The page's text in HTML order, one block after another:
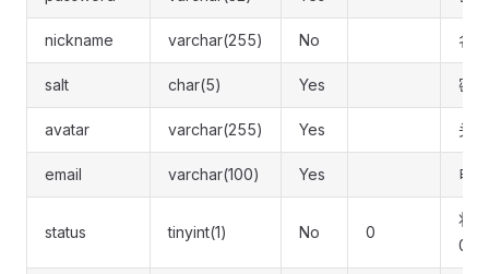
nickname varchar(255) No 名称
salt char(5) Yes 密
avatar varchar(255) Yes 头像
email varchar(100) Yes 电
status tinyint(1) No 0
状
0: